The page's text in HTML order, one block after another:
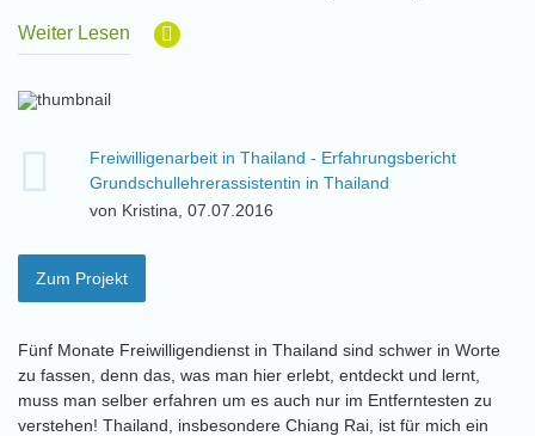
Weiter Lesen
Freiwilligenarbeit in Thailand - Erfahrungsbericht
Grundschullehrerassistentin in Thailand
von Kristina, 07.07.2016
Zum Projekt
Fünf Monate Freiwilligendienst in Thailand sind schwer in Worte
zu fassen, denn das, was man hier erlebt, entdeckt und lernt,
muss man selber erfahren um es auch nur im Entferntesten zu
verstehen! Thailand, insbesondere Chiang Rai, ist für mich ein